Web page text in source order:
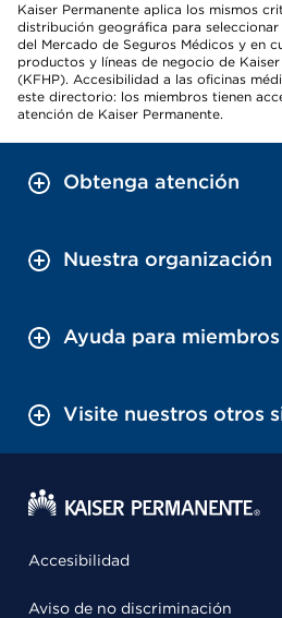
Kaiser Permanente aplica los mismos
distribución geográfica para
del Mercado de Seguros Médicos y en
productos y líneas de negocio de
(KFHP). Accesibilidad a las oficinas
este directorio: los miembros tienen
atención de Kaiser Permanente.
Obtenga atención
Nuestra organización
Ayuda para miembros
Visite nuestros otros
Accesibilidad
Aviso de no discriminación